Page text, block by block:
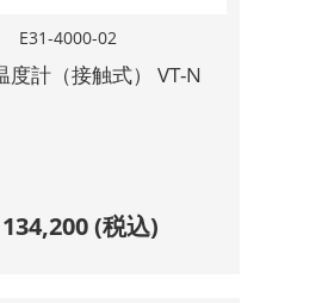
E31-4000-02
度計（接触式） VT-N
134,200(税込)